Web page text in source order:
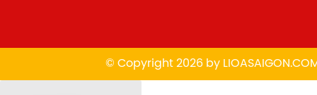
© Copyright 2026 by L